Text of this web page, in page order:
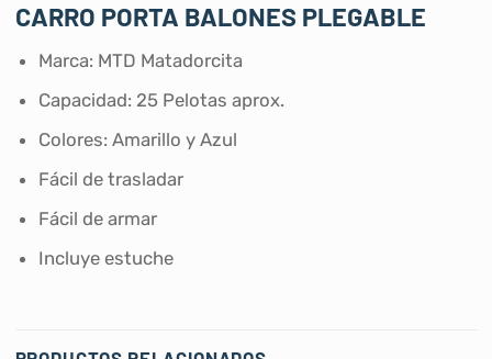
CARRO PORTA BALONES PLEGABLE
Marca: MTD Matadorcita
Capacidad: 25 Pelotas aprox.
Colores: Amarillo y Azul
Fácil de trasladar
Fácil de armar
Incluye estuche